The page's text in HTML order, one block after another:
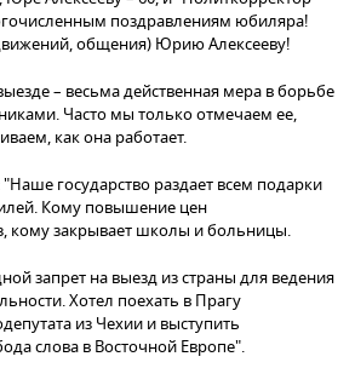
поздравлениям юбиляра!
общения) Юрию Алексееву!
– весьма действенная мера в борьбе
Часто мы только отмечаем ее,
как она работает.
"Наше государство раздает всем подарки
Кому повышение цен
кому закрывает школы и больницы.
запрет на выезд из страны для ведения
Хотел поехать в Прагу
из Чехии и выступить
слова в Восточной Европе".